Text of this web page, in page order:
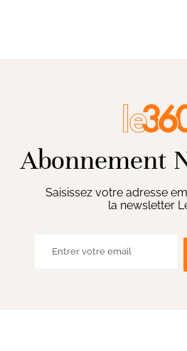
Abonnement
Saisissez votre adresse
la newsletter